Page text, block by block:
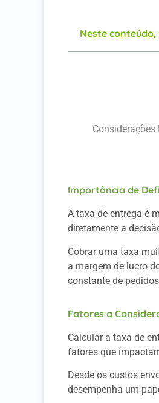
Neste
Considerações
Importância de
A taxa de entrega é
diretamente a
Cobrar uma taxa
a margem de lucro
constante de
Fatores a
Calcular a taxa de
fatores que
Desde os custos
desempenha um